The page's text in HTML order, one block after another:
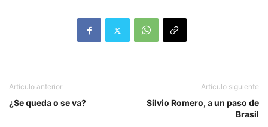
Artículo anterior
¿Se queda o se va?
Artículo siguiente
Silvio Romero, a un paso de
Brasil